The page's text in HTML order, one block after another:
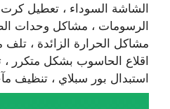
الشاشة السوداء ، تعطيل
الرسومات ، مشاكل وحدات
مشاكل الحرارة الزائدة ، تلف
اقلاع الحاسوب بشكل متكرر ،
استبدال بور سبلاي ، تنظيف